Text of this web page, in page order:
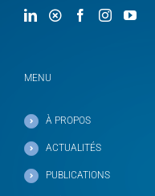
MENU
À PROPOS
ACTUALITÉS
PUBLICATIONS